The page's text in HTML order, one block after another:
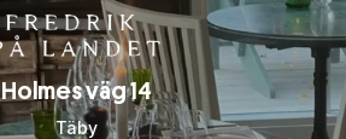
Holmes väg 14
Täby